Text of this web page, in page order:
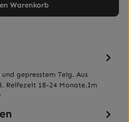
Warenkorb
gepresstem Teig. Aus
Reifezeit 18-24 Monate.Im